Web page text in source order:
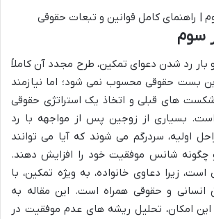
سوم
رد شدن دعوای تمکین، طرح مجدد آن کاملاً
بست حقوقی محسوب نمی شود؛ اما نیازمند
های قبلی و اتخاذ یک استراتژی حقوقی
بسیاری از زوجین پس از مواجهه با رد
اولیه، سردرگم می شوند که آیا می توانند
و چگونه شانس موفقیت خود را افزایش دهند.
زیرا دعاوی خانواده، به ویژه تمکین، با
انسانی و حقوقی همراه است. این مقاله به
این امکان، تحلیل ریشه های عدم موفقیت در